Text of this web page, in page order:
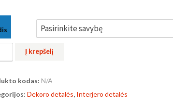
Į krepšelį
kodas: N/A
Dekoro detalės, Interjero detalės